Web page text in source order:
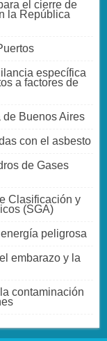
el cierre de
la República
específica
a factores de
Buenos Aires
con el asbesto
de Gases
Clasificación y
(SGA)
peligrosa
embarazo y la
contaminación